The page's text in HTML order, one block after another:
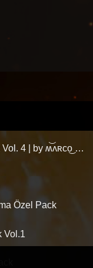
Clubberism Music Collection Pack Vol. 4 | by ʍ͝ʌʀco͜ ʌɴϯσɴio ҇
Özel Pack
Vol.1